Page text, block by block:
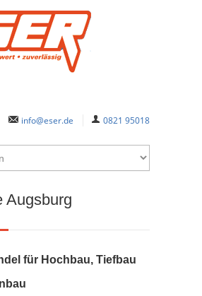
info@eser.de 0821 95018
Augsburg
für Hochbau, Tiefbau